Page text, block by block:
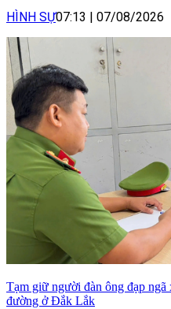
HÌNH SỰ07:13 | 07/08/2026
Tạm giữ người đàn ông đạp ngã
đường ở Đắk Lắk